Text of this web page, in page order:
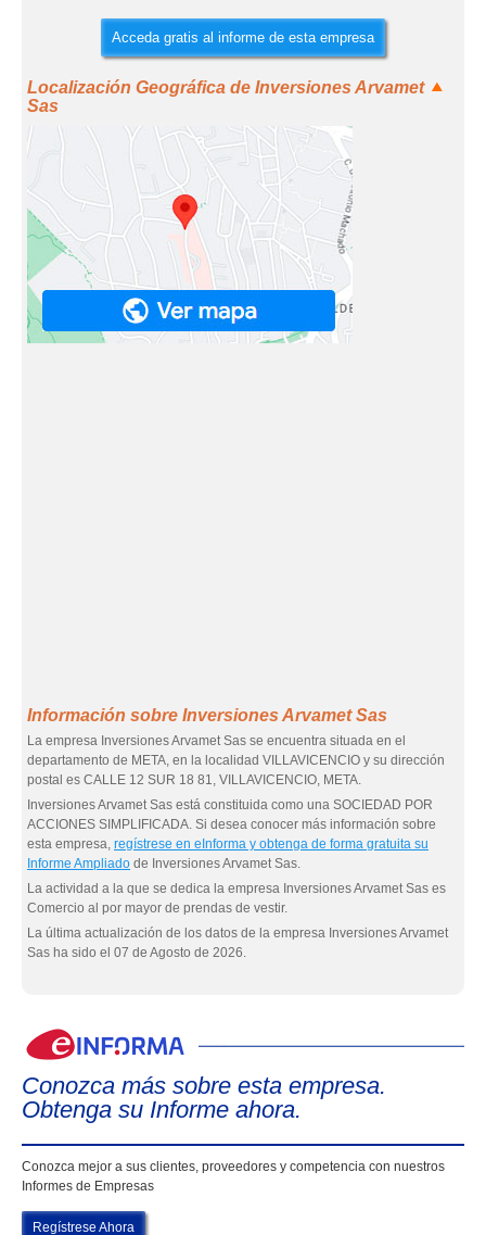
Acceda gratis al informe de esta empresa
Localización Geográfica de Inversiones Arvamet
Sas
Información sobre Inversiones Arvamet Sas
La empresa Inversiones Arvamet Sas se encuentra situada en el
departamento de META, en la localidad VILLAVICENCIO y su dirección
postal es CALLE 12 SUR 18 81, VILLAVICENCIO, META.
Inversiones Arvamet Sas está constituida como una SOCIEDAD POR
ACCIONES SIMPLIFICADA. Si desea conocer más información sobre
esta empresa, regístrese en eInforma y obtenga de forma gratuita su
Informe Ampliado de Inversiones Arvamet Sas.
La actividad a la que se dedica la empresa Inversiones Arvamet Sas es
Comercio al por mayor de prendas de vestir.
La última actualización de los datos de la empresa Inversiones Arvamet
Sas ha sido el 07 de Agosto de 2026.
Conozca más sobre esta empresa.
Obtenga su Informe ahora.
Conozca mejor a sus clientes, proveedores y competencia con nuestros
Informes de Empresas
Regístrese Ahora